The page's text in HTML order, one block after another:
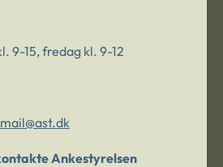
9-15, fredag kl. 9-12
Ankestyrelsen